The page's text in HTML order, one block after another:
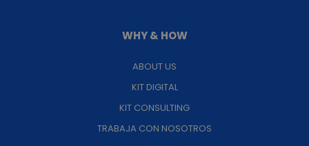
WHY & HOW
ABOUT US
KIT DIGITAL
KIT CONSULTING
TRABAJA CON NOSOTROS